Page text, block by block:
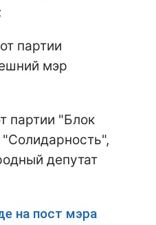
партии
мэр
партии "Блок
депутат
на пост мэра